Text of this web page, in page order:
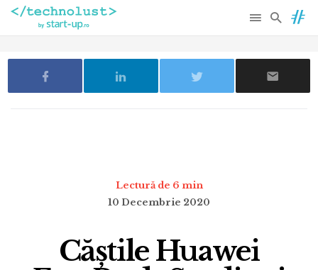
Lectură de 6 min
10 Decembrie 2020
Căștile Huawei